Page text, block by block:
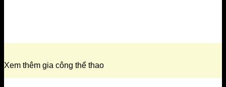
Xem thêm gia công thể thao